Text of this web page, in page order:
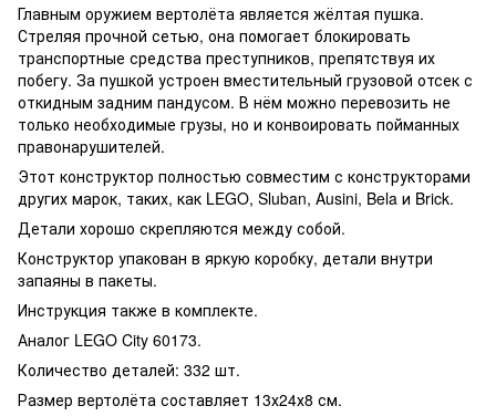
Главным оружием вертолёта является жёлтая пушка.
Стреляя прочной сетью, она помогает блокировать
транспортные средства преступников, препятствуя их
побегу. За пушкой устроен вместительный грузовой отсек с
откидным задним пандусом. В нём можно перевозить не
только необходимые грузы, но и конвоировать пойманных
правонарушителей.
Этот конструктор полностью совместим с конструкторами
других марок, таких, как LEGO, Sluban, Ausini, Bela и Brick.
Детали хорошо скрепляются между собой.
Конструктор упакован в яркую коробку, детали внутри
запаяны в пакеты.
Инструкция также в комплекте.
Аналог LEGO City 60173.
Количество деталей: 332 шт.
Размер вертолёта составляет 13х24х8 см.